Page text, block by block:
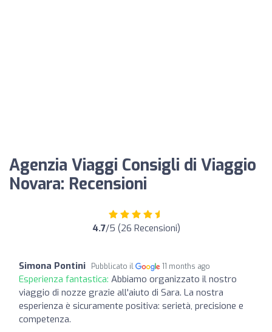
Agenzia Viaggi Consigli di Viaggio
Novara: Recensioni
4.7/5 (26 Recensioni)
Simona Pontini Pubblicato il 11 months ago
Esperienza fantastica: Abbiamo organizzato il nostro
viaggio di nozze grazie all'aiuto di Sara. La nostra
esperienza è sicuramente positiva: serietà, precisione e
competenza.